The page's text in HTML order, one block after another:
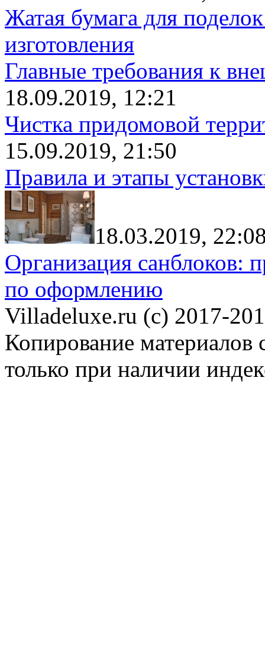
Жатая бумага для
изготовления
Главные требования к
18.09.2019, 12:21
Чистка придомовой
15.09.2019, 21:50
Правила и этапы
18.03.2019,
Организация санблоков:
по оформлению
Villadeluxe.ru (c) 2017-
Копирование материалов
только при наличии